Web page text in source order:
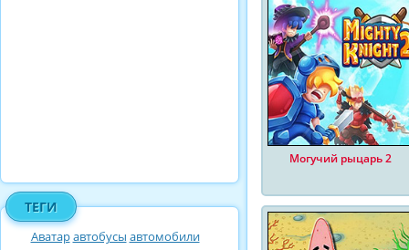
ТЕГИ
Аватаравтобусы автомобили
Могучий рыцарь 2